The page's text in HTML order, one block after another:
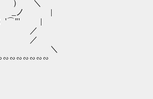
＼
_ノ |
'⌒"' |
' ／